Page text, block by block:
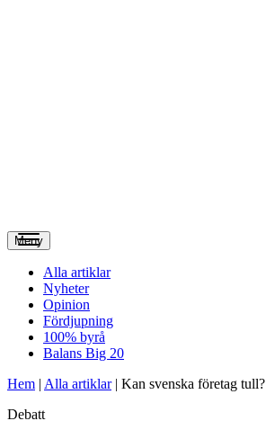
Meny
Alla artiklar
Nyheter
Opinion
Fördjupning
100% byrå
Balans Big 20
Hem | Alla artiklar| Kan svenska företag tull?
Debatt